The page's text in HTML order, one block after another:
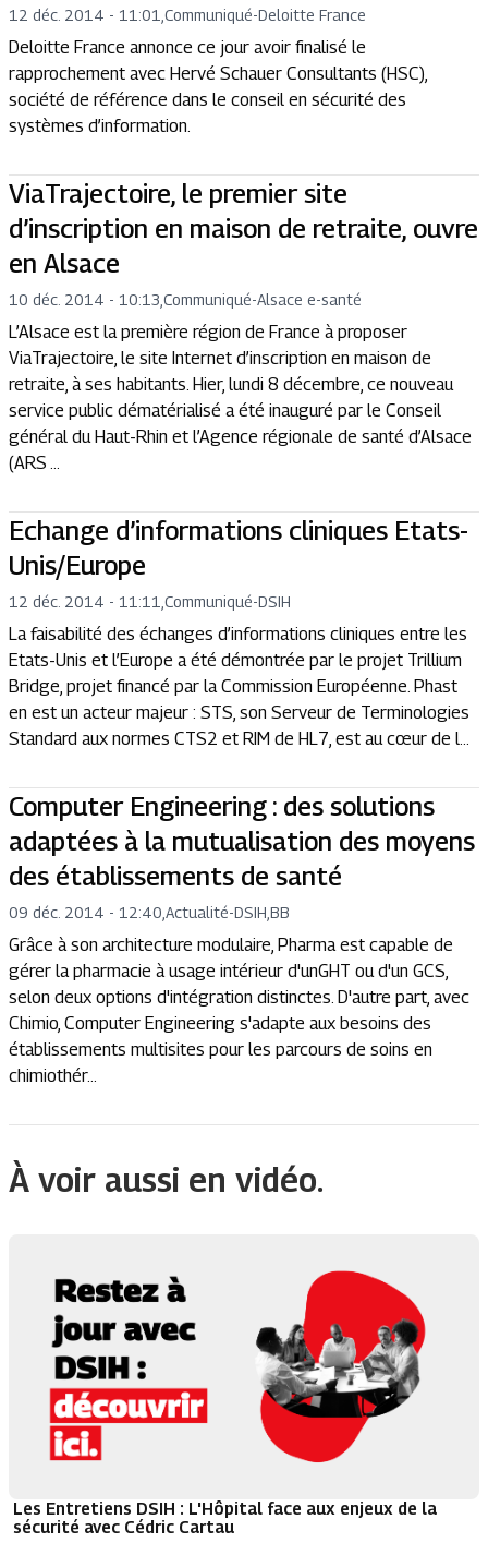
12 déc. 2014 - 11:01 Communiqué-Deloitte France
Deloitte France annonce ce jour avoir finalisé le
rapprochement avec Hervé Schauer Consultants (HSC),
société de référence dans le conseil en sécurité des
systèmes d’information.
ViaTrajectoire, le premier site
d’inscription en maison de retraite, ouvre
en Alsace
10 déc. 2014 - 10:13 Communiqué-Alsace e-santé
L’Alsace est la première région de France à proposer
ViaTrajectoire, le site Internet d’inscription en maison de
retraite, à ses habitants. Hier, lundi 8 décembre, ce nouveau
service public dématérialisé a été inauguré par le Conseil
général du Haut-Rhin et l’Agence régionale de santé d’Alsace
(ARS ...
Echange d’informations cliniques Etats-
Unis/Europe
12 déc. 2014 - 11:11 Communiqué-DSIH
La faisabilité des échanges d’informations cliniques entre les
Etats-Unis et l’Europe a été démontrée par le projet Trillium
Bridge, projet financé par la Commission Européenne. Phast
en est un acteur majeur : STS, son Serveur de Terminologies
Standard aux normes CTS2 et RIM de HL7, est au cœur de l...
Computer Engineering : des solutions
adaptées à la mutualisation des moyens
des établissements de santé
09 déc. 2014 - 12:40 Actualité-DSIH,BB
Grâce à son architecture modulaire, Pharma est capable de
gérer la pharmacie à usage intérieur d'unGHT ou d'un GCS,
selon deux options d'intégration distinctes. D'autre part, avec
Chimio, Computer Engineering s'adapte aux besoins des
établissements multisites pour les parcours de soins en
chimiothér...
À voir aussi en vidéo.
Les Entretiens DSIH : L'Hôpital face aux enjeux de la
sécurité avec Cédric Cartau